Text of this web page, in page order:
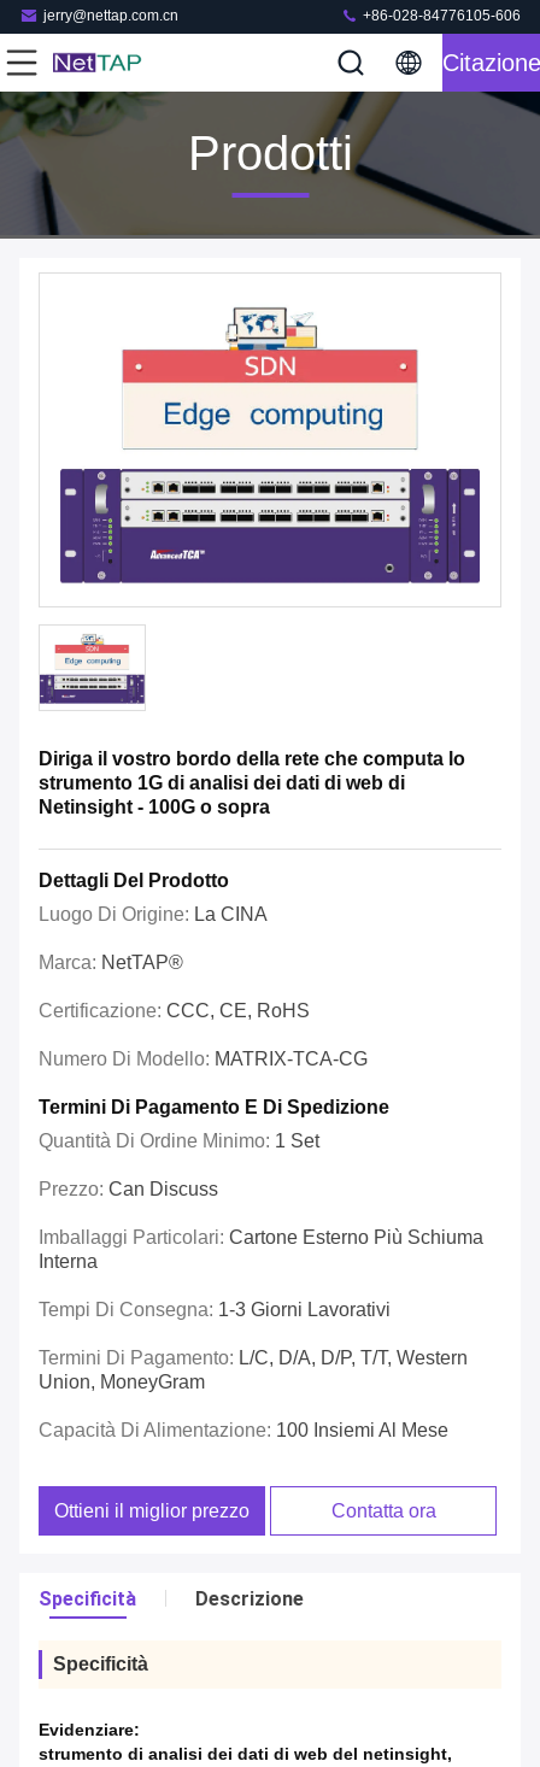
jerry@nettap.com.cn +86-028-84776105-606
Citazione
Prodotti
Diriga il vostro bordo della rete che computa lo
strumento 1G di analisi dei dati di web di
Netinsight - 100G o sopra
Dettagli Del Prodotto
Luogo Di Origine: La CINA
Marca: NetTAP®
Certificazione: CCC, CE, RoHS
Numero Di Modello: MATRIX-TCA-CG
Termini Di Pagamento E Di Spedizione
Quantità Di Ordine Minimo: 1 Set
Prezzo: Can Discuss
Imballaggi Particolari: Cartone Esterno Più Schiuma
Interna
Tempi Di Consegna: 1-3 Giorni Lavorativi
Termini Di Pagamento: L/C, D/A, D/P, T/T, Western
Union, MoneyGram
Capacità Di Alimentazione: 100 Insiemi Al Mese
Ottieni il miglior prezzo Contatta ora
Specificità Descrizione
Specificità
Evidenziare:
strumento di analisi dei dati di web del netinsight,